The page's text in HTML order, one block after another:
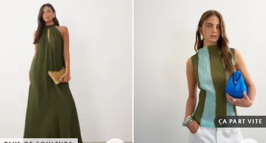
ÇA PART VITE